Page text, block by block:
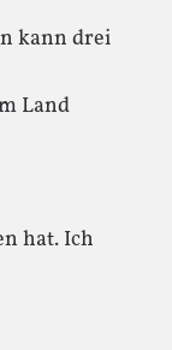
kann drei
Land
hat. Ich